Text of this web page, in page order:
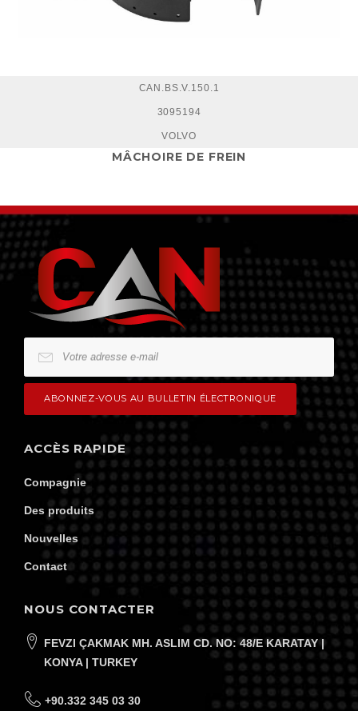
CAN.BS.V.150.1
3095194
VOLVO
MÂCHOIRE DE FREIN
ACCÈS RAPIDE
Compagnie
Des produits
Nouvelles
Contact
NOUS CONTACTER
FEVZI ÇAKMAK MH. ASLIM CD. NO: 48/E KARATAY |
KONYA | TURKEY
+90.332 345 03 30